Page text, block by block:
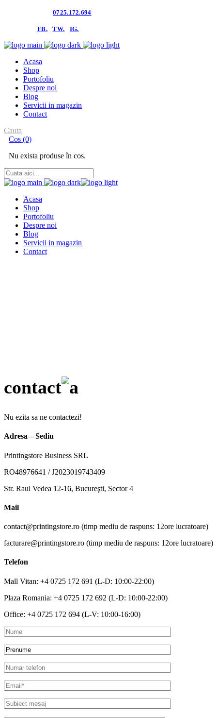
0725.172.694
FB. TW. IG.
Acasa
Shop
Portofoliu
Despre noi
Blog
Servicii in magazin
Contact
Cauta
Cos (0)
Nu exista produse în cos.
Acasa
Shop
Portofoliu
Despre noi
Blog
Servicii in magazin
Contact
contact
Nu ezita sa ne contactezi!
Adresa – Sediu
Printingstore Business SRL
RO48976641 / J2023019743409
Str. Raul Vedea 12-16, Bucureşti, Sector 4
Mail
contact@printingstore.ro (timp mediu de raspuns: 12ore lucratoare)
facturare@printingstore.ro (timp mediu de raspuns: 12ore lucratoare)
Telefon
Mall Vitan: +4 0725 172 691 (L-D: 10:00-22:00)
Plaza Romania: +4 0725 172 692 (L-D: 10:00-22:00)
Office: +4 0725 172 694 (L-V: 10:00-16:00)